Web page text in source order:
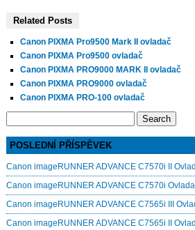
Related Posts
Canon PIXMA Pro9500 Mark II ovladač
Canon PIXMA Pro9500 ovladač
Canon PIXMA PRO9000 MARK II ovladač
Canon PIXMA PRO9000 ovladač
Canon PIXMA PRO-100 ovladač
POSLEDNÍ PŘÍSPĚVEK
Canon imageRUNNER ADVANCE C7570i II
Canon imageRUNNER ADVANCE C7570i
Canon imageRUNNER ADVANCE C7565i III
Canon imageRUNNER ADVANCE C7565i II